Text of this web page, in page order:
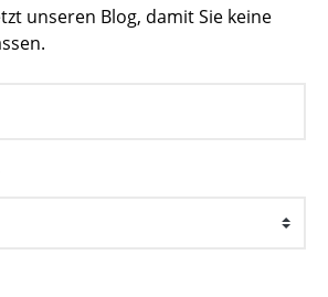
unseren Blog, damit Sie keine